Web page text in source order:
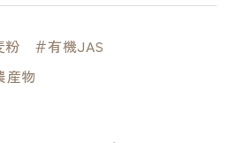
粉
＃有機JAS
産物